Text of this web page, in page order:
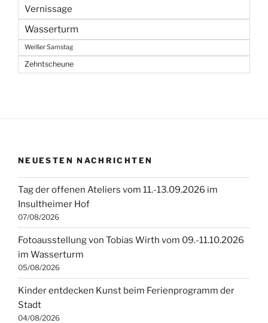
Vernissage
Wasserturm
Weißer Samstag
Zehntscheune
NEUESTEN NACHRICHTEN
Tag der offenen Ateliers vom 11.-13.09.2026 im
Insultheimer Hof
07/08/2026
Fotoausstellung von Tobias Wirth vom 09.-11.10.2026
im Wasserturm
05/08/2026
Kinder entdecken Kunst beim Ferienprogramm der
Stadt
04/08/2026